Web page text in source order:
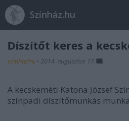
Színház.hu
Díszítőt keres a
szinhazhu • 2014. augusztus 17.
A kecskeméti Katona József
színpadi díszítőmunkás